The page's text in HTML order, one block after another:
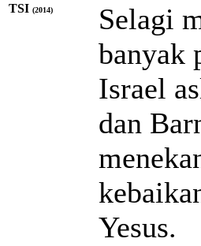
TSI (2014)
Selagi
banyak
Israel
dan
Yesus.